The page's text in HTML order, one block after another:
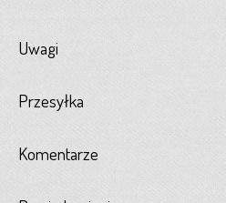
Uwagi
Przesyłka
Komentarze